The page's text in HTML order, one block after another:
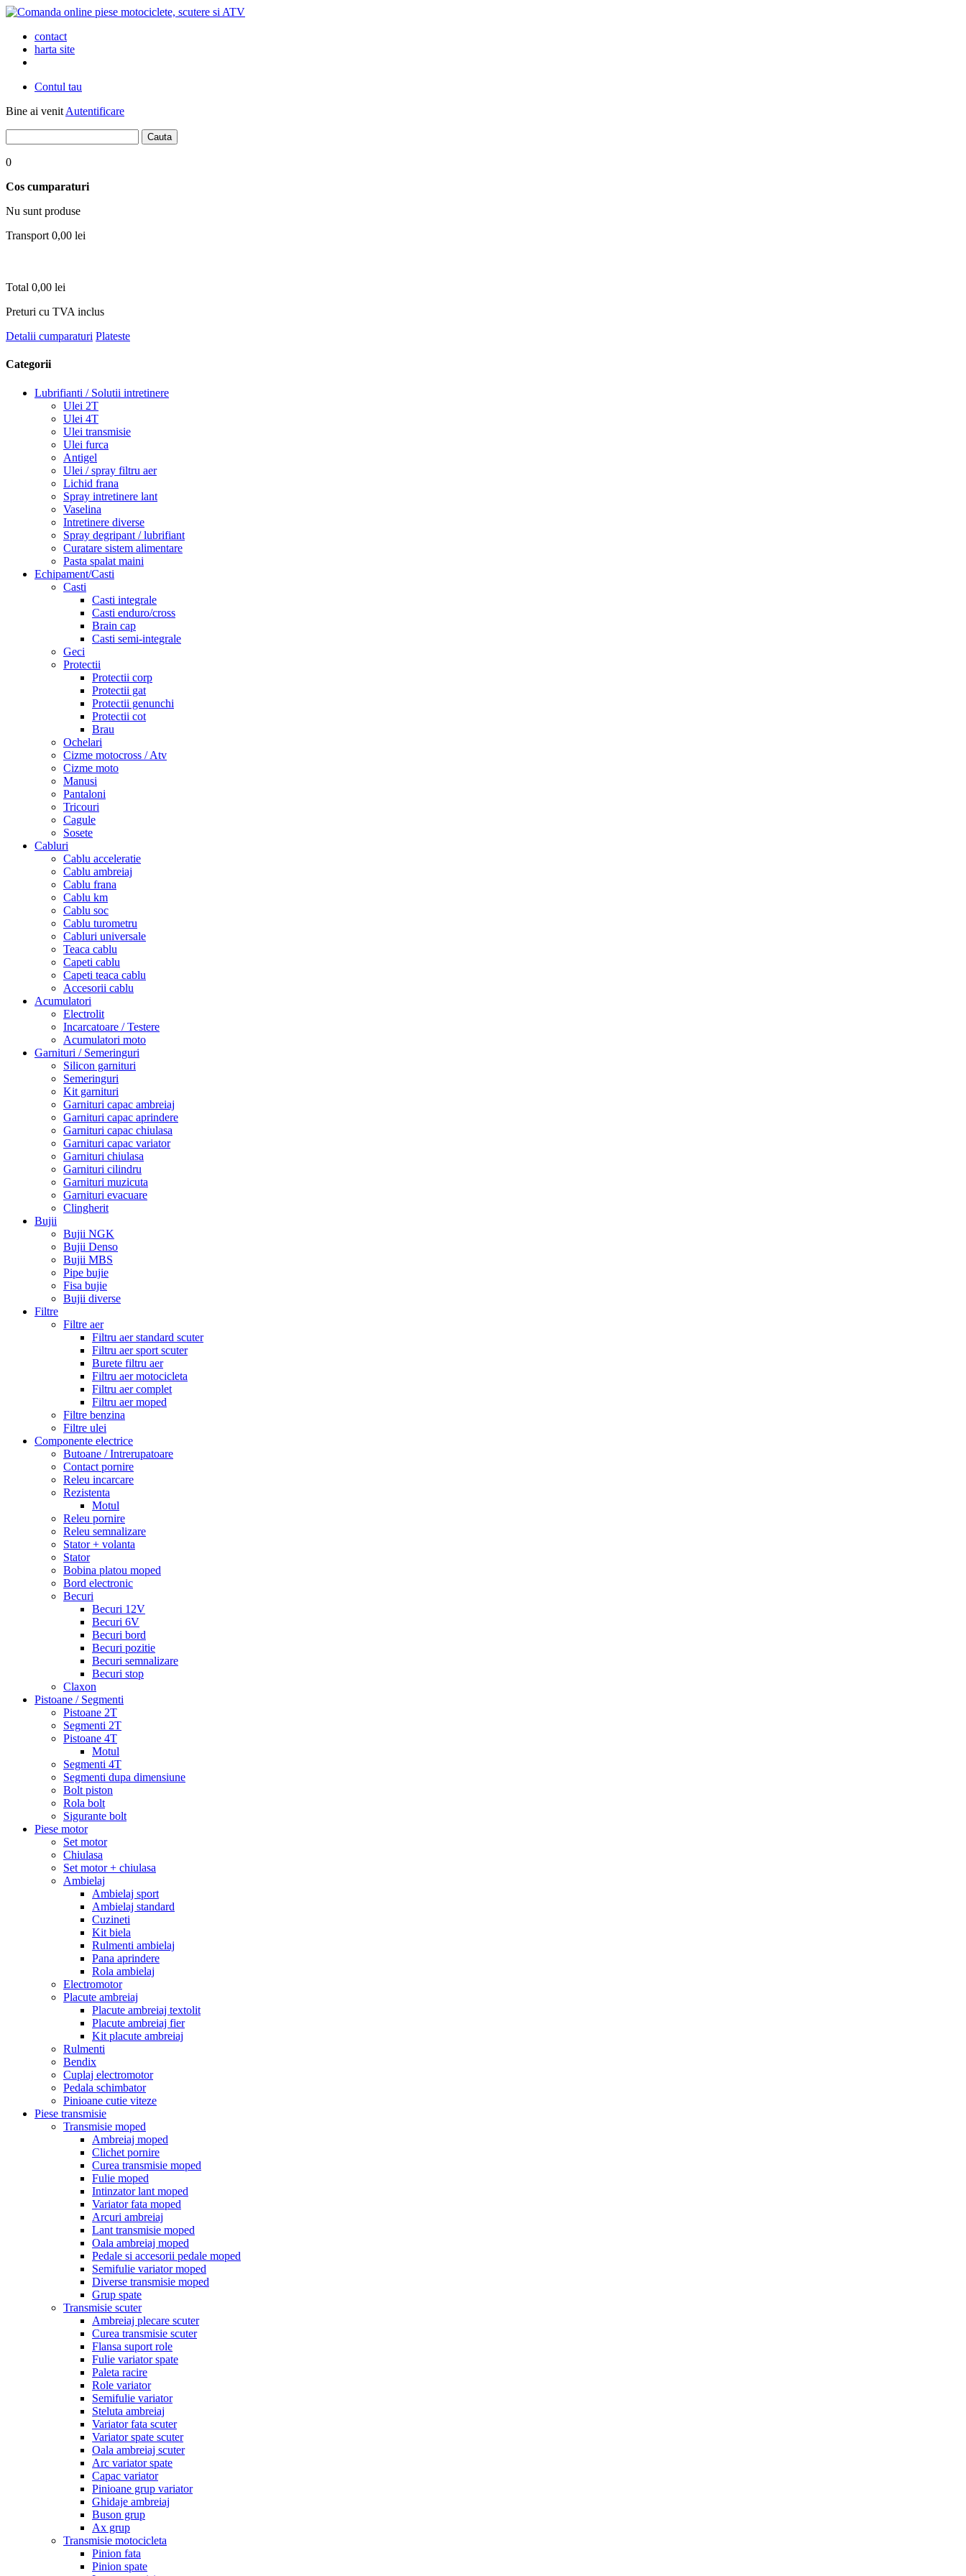
contact
harta site
Contul tau
Bine ai venit Autentificare
0
Cos cumparaturi
Nu sunt produse
Transport 0,00 lei
Total 0,00 lei
Preturi cu TVA inclus
Detalii cumparaturi Plateste
Categorii
Lubrifianti / Solutii intretinere
Ulei 2T
Ulei 4T
Ulei transmisie
Ulei furca
Antigel
Ulei / spray filtru aer
Lichid frana
Spray intretinere lant
Vaselina
Intretinere diverse
Spray degripant / lubrifiant
Curatare sistem alimentare
Pasta spalat maini
Echipament/Casti
Casti
Casti integrale
Casti enduro/cross
Brain cap
Casti semi-integrale
Geci
Protectii
Protectii corp
Protectii gat
Protectii genunchi
Protectii cot
Brau
Ochelari
Cizme motocross / Atv
Cizme moto
Manusi
Pantaloni
Tricouri
Cagule
Sosete
Cabluri
Cablu acceleratie
Cablu ambreiaj
Cablu frana
Cablu km
Cablu soc
Cablu turometru
Cabluri universale
Teaca cablu
Capeti cablu
Capeti teaca cablu
Accesorii cablu
Acumulatori
Electrolit
Incarcatoare / Testere
Acumulatori moto
Garnituri / Semeringuri
Silicon garnituri
Semeringuri
Kit garnituri
Garnituri capac ambreiaj
Garnituri capac aprindere
Garnituri capac chiulasa
Garnituri capac variator
Garnituri chiulasa
Garnituri cilindru
Garnituri muzicuta
Garnituri evacuare
Clingherit
Bujii
Bujii NGK
Bujii Denso
Bujii MBS
Pipe bujie
Fisa bujie
Bujii diverse
Filtre
Filtre aer
Filtru aer standard scuter
Filtru aer sport scuter
Burete filtru aer
Filtru aer motocicleta
Filtru aer complet
Filtru aer moped
Filtre benzina
Filtre ulei
Componente electrice
Butoane / Intrerupatoare
Contact pornire
Releu incarcare
Rezistenta
Motul
Releu pornire
Releu semnalizare
Stator + volanta
Stator
Bobina platou moped
Bord electronic
Becuri
Becuri 12V
Becuri 6V
Becuri bord
Becuri pozitie
Becuri semnalizare
Becuri stop
Claxon
Pistoane / Segmenti
Pistoane 2T
Segmenti 2T
Pistoane 4T
Motul
Segmenti 4T
Segmenti dupa dimensiune
Bolt piston
Rola bolt
Sigurante bolt
Piese motor
Set motor
Chiulasa
Set motor + chiulasa
Ambielaj
Ambielaj sport
Ambielaj standard
Cuzineti
Kit biela
Rulmenti ambielaj
Pana aprindere
Rola ambielaj
Electromotor
Placute ambreiaj
Placute ambreiaj textolit
Placute ambreiaj fier
Kit placute ambreiaj
Rulmenti
Bendix
Cuplaj electromotor
Pedala schimbator
Pinioane cutie viteze
Piese transmisie
Transmisie moped
Ambreiaj moped
Clichet pornire
Curea transmisie moped
Fulie moped
Intinzator lant moped
Variator fata moped
Arcuri ambreiaj
Lant transmisie moped
Oala ambreiaj moped
Pedale si accesorii pedale moped
Semifulie variator moped
Diverse transmisie moped
Grup spate
Transmisie scuter
Ambreiaj plecare scuter
Curea transmisie scuter
Flansa suport role
Fulie variator spate
Paleta racire
Role variator
Semifulie variator
Steluta ambreiaj
Variator fata scuter
Variator spate scuter
Oala ambreiaj scuter
Arc variator spate
Capac variator
Pinioane grup variator
Ghidaje ambreiaj
Buson grup
Ax grup
Transmisie motocicleta
Pinion fata
Pinion spate